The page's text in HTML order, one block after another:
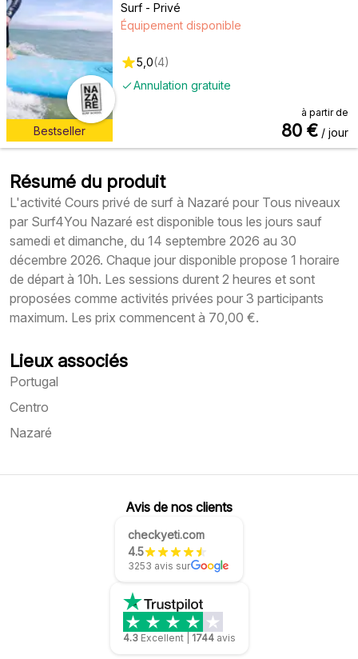
Bestseller
Surf - Privé
Annulation gratuite
Équipement disponible
5,0(4)
à partir de
80 € / jour
Résumé du produit
L'activité Cours privé de surf à Nazaré pour Tous niveaux
par Surf4You Nazaré est disponible tous les jours sauf
samedi et dimanche, du 14 septembre 2026 au 30
décembre 2026. Chaque jour disponible propose 1 horaire
de départ à 10h. Les sessions durent 2 heures et sont
proposées comme activités privées pour 3 participants
maximum. Les prix commencent à 70,00 €.
Lieux associés
Portugal
Centro
Nazaré
Avis de nos clients
checkyeti.com
4.5
3253 avis sur
4.3 Excellent| 1744 avis